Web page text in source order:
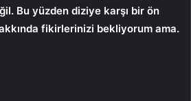
Bu yüzden diziye karşı bir ön
fikirlerinizi bekliyorum ama.